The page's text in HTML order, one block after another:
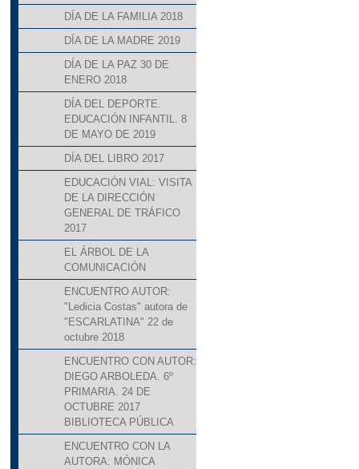
DÍA DE LA FAMILIA 2018
DÍA DE LA MADRE 2019
DÍA DE LA PAZ 30 DE
ENERO 2018
DÍA DEL DEPORTE.
EDUCACIÓN INFANTIL. 8
DE MAYO DE 2019
DÍA DEL LIBRO 2017
EDUCACIÓN VIAL: VISITA
DE LA DIRECCIÓN
GENERAL DE TRÁFICO
2017
EL ÁRBOL DE LA
COMUNICACIÓN
ENCUENTRO AUTOR:
"Ledicia Costas" autora de
"ESCARLATINA" 22 de
octubre 2018
ENCUENTRO CON AUTOR:
DIEGO ARBOLEDA. 6º
PRIMARIA. 24 DE
OCTUBRE 2017
BIBLIOTECA PÚBLICA
ENCUENTRO CON LA
AUTORA: MÓNICA